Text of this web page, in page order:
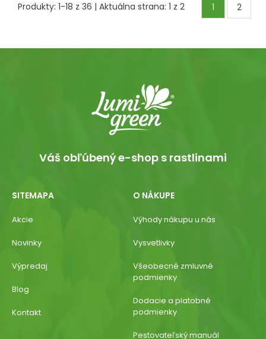
1 2
Produkty: 1-18 z 36 | Aktuálna strana: 1 z 2
Váš obľúbený e-shop s rastlinami
SITEMAPA
Akcie
Novinky
Výpredaj
Blog
Kontakt
O NÁKUPE
Výhody nákupu u nás
Vysvetlivky
Všeobecné zmluvné
podmienky
Dodacie a platobné
podmienky
Pestovateľský manuál